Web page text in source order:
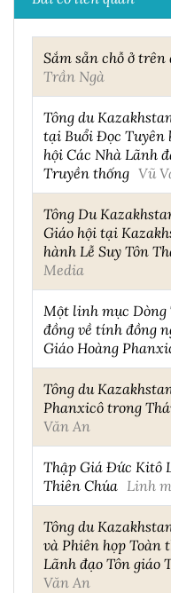
Sắm sẵn chỗ ở trên
Trần Ngà
Tông du
tại Buổi Đọc Tuyên
hội Các Nhà Lãnh
Truyền thống Vũ
Tông Du
Giáo hội tại
hành Lễ Suy Tôn
Media
Một linh mục Dòng
đồng về tính đồng
Giáo Hoàng
Tông du
Phanxicô trong
Văn An
Thập Giá Đức Kitô
Thiên Chúa Linh
Tông du
và Phiên họp Toàn
Lãnh đạo Tôn giáo
Văn An